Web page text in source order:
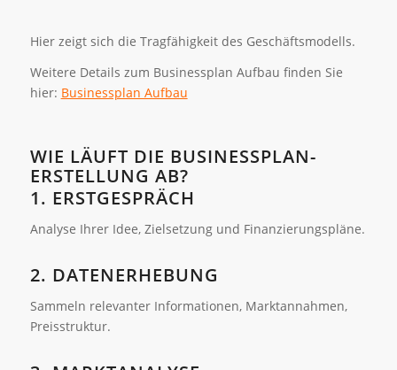
Hier zeigt sich die Tragfähigkeit des Geschäftsmodells.
Weitere Details zum Businessplan Aufbau finden Sie
hier: Businessplan Aufbau
WIE LÄUFT DIE BUSINESSPLAN-
ERSTELLUNG AB?
1. ERSTGESPRÄCH
Analyse Ihrer Idee, Zielsetzung und Finanzierungspläne.
2. DATENERHEBUNG
Sammeln relevanter Informationen, Marktannahmen,
Preisstruktur.